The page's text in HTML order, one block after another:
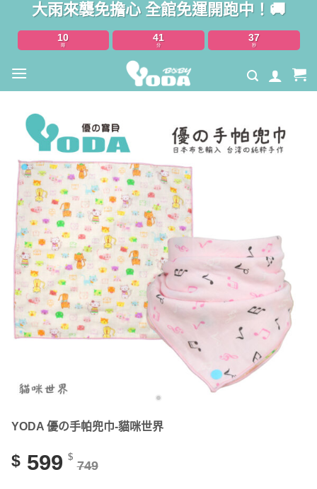
大雨來襲免擔心 全館免運開跑中！🚚
10
時
41
分
36
秒
YODA 優の手帕兜巾-貓咪世界
$ 599 $
749